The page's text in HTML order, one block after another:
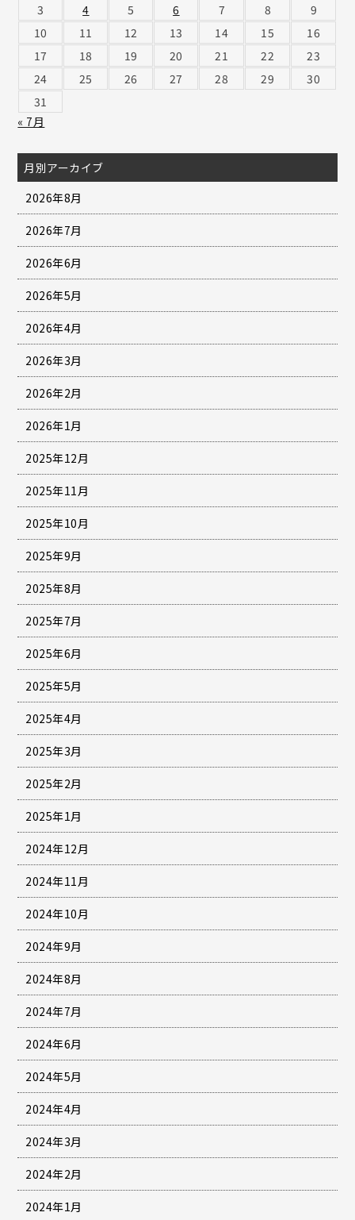
3 4 5 6 7 8
9
10
11 12 13 14 15
16
17
18 19 20 21 22
23
24
25 26 27 28 29
30
31
« 7月
月別アーカイブ
2026年8月
2026年7月
2026年6月
2026年5月
2026年4月
2026年3月
2026年2月
2026年1月
2025年12月
2025年11月
2025年10月
2025年9月
2025年8月
2025年7月
2025年6月
2025年5月
2025年4月
2025年3月
2025年2月
2025年1月
2024年12月
2024年11月
2024年10月
2024年9月
2024年8月
2024年7月
2024年6月
2024年5月
2024年4月
2024年3月
2024年2月
2024年1月